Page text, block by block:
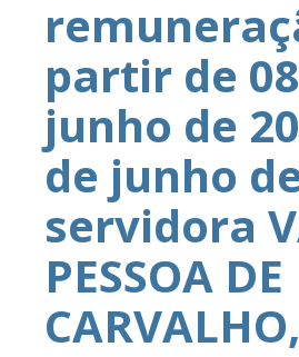
partir de
junho de
de junho
servidora
PESSOA DE
CARVALHO,